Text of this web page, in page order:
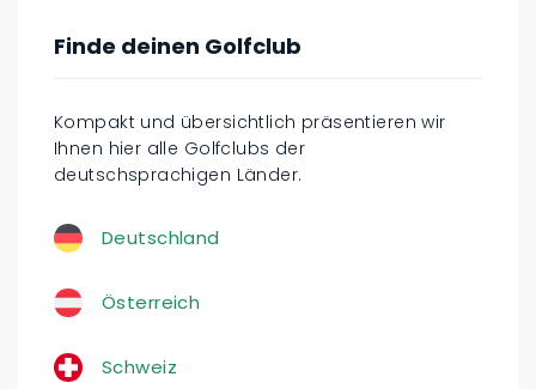
Finde deinen Golfclub
Kompakt und übersichtlich präsentieren wir
Ihnen hier alle Golfclubs der
deutschsprachigen Länder.
Deutschland
Österreich
Schweiz